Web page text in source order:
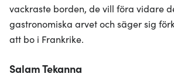
vackraste borden, de vill föra vidare
gastronomiska arvet och säger sig
att bo i Frankrike.
Salam Tekanna